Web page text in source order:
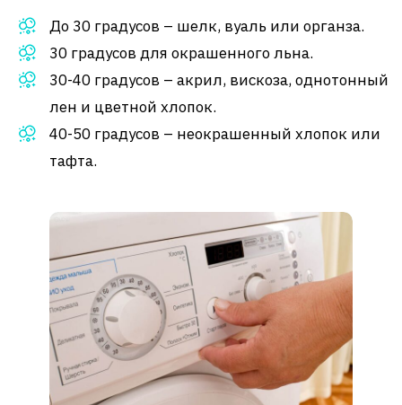
До 30 градусов – шелк, вуаль или органза.
30 градусов для окрашенного льна.
30-40 градусов – акрил, вискоза, однотонный
лен и цветной хлопок.
40-50 градусов – неокрашенный хлопок или
тафта.